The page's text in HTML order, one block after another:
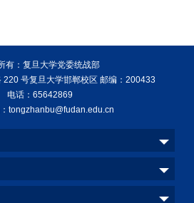
有：复旦大学党委统战部
220 号复旦大学邯郸校区 邮编：200433
电话：65642869
tongzhanbu@fudan.edu.cn